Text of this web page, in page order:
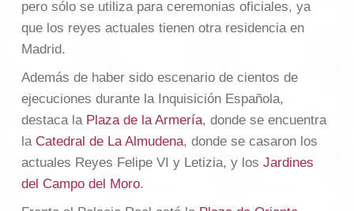
pero sólo se utiliza para ceremonias oficiales, ya
que los reyes actuales tienen otra residencia en
Madrid.
Además de haber sido escenario de cientos de
ejecuciones durante la Inquisición Española,
destaca la Plaza de la Armería, donde se encuentra
la Catedral de La Almudena, donde se casaron los
actuales Reyes Felipe VI y Letizia, y los Jardines
del Campo del Moro.